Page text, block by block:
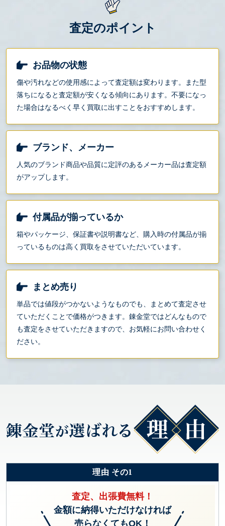
査定のポイント
お品物の状態
傷や汚れなどの使用感によって査定額は変わります。また型
落ちになると査定額が安くなる傾向にあります。不要になっ
た場合はなるべく早く買取に出すことをおすすめします。
ブランド、メーカー
人気のブランド商品や品質に定評のあるメーカー品は査定額
がアップします。
付属品が揃っているか
箱やパッケージ、保証書や説明書など、購入時の付属品が揃
っているものは高く買取をさせていただいています。
まとめ売り
単品では値段がつかないようなものでも、まとめて査定させ
ていただくことで価格がつきます。錬金堂ではどんなもので
も査定をさせていただきますので、お気軽にお問い合わせく
ださい。
理由 その1
査定、出張費無料！
金額に納得いただけなければ
売らなくてもOK！